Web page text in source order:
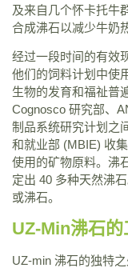
及来自几个怀卡托牛
合成沸石以减少牛奶
经过一段时间的有效
他们的饲料计划中使
生物的发育和福祉普
Cognosco 研究部、
制品系统研究计划之
和就业部 (MBIE) 收
使用的矿物原料。沸
定出 40 多种天然沸
或沸石。
UZ-Min沸石
UZ-min 沸石的独特